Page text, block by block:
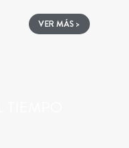
VER MÁS >